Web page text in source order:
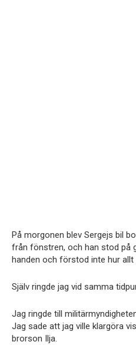
På morgonen blev Sergejs bil
från fönstren, och han stod på
handen och förstod inte hur allt
Själv ringde jag vid samma
Jag ringde till
Jag sade att jag ville klargöra
brorson Ilja.